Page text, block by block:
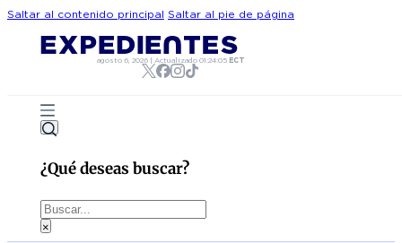
Saltar al contenido principal Saltar al pie de página
agosto 6, 2026| Actualizado 01:24:05 ECT
¿Qué deseas buscar?
Buscar
×